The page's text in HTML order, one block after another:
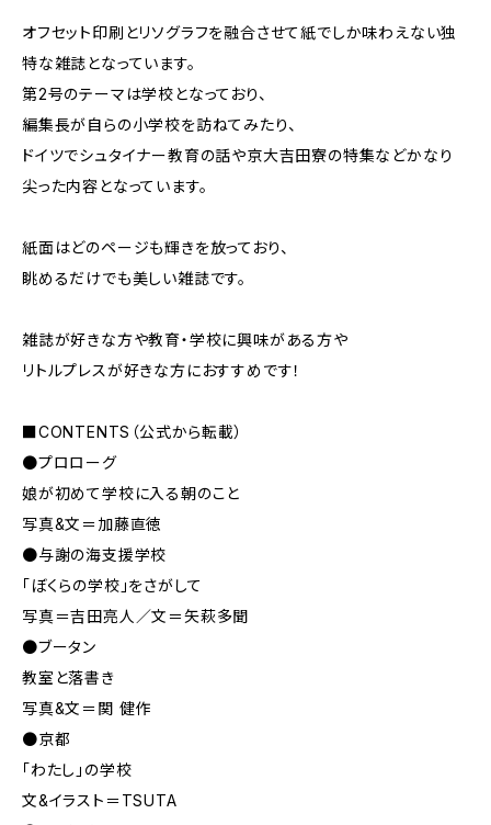
オフセット印刷とリソグラフを融合させて紙でしか味わえない独
特な雑誌となっています。
第2号のテーマは学校となっており、
編集長が自らの小学校を訪ねてみたり、
ドイツでシュタイナー教育の話や京大吉田寮の特集などかなり
尖った内容となっています。
紙面はどのページも輝きを放っており、
眺めるだけでも美しい雑誌です。
雑誌が好きな方や教育・学校に興味がある方や
リトルプレスが好きな方におすすめです！
■CONTENTS（公式から転載）
●プロローグ
娘が初めて学校に入る朝のこと
写真&文＝加藤直徳
●与謝の海支援学校
「ぼくらの学校」をさがして
写真＝吉田亮人／文＝矢萩多聞
●ブータン
教室と落書き
写真&文＝関 健作
●京都
「わたし」の学校
文&イラスト＝TSUTA